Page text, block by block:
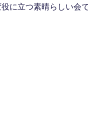
に立つ素晴らしい会で